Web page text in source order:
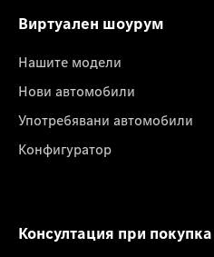
Виртуален шоурум
Нашите модели
Нови автомобили
Употребявани автомобили
Конфигуратор
Консултация при покупка